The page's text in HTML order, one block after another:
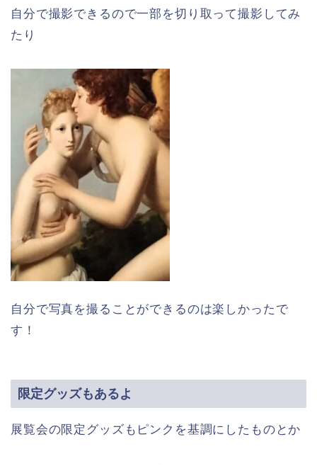
自分で撮影できるので一部を切り取って撮影してみ
たり
自分で写真を撮ることができるのは楽しかったで
す！
限定グッズもあるよ
展覧会の限定グッズもピンクを基調にしたものとか